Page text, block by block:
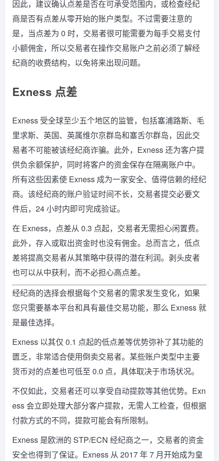
因此，建议确认点差是否在可承受范围内，或检查经纪
商是否有点差从零开始的账户类型。不过需要注意的
是，当点差为 0 时，交易者很可能需要为每手交易支付
小额佣金，所以交易者在操作交易账户之前必须了解经
纪商的收费结构，以免将来出现问题。
Exness 点差
Exness 受全球至少五个地区的监管，包括塞浦路斯、毛
里求斯、英国、英属维尔京群岛和塞舌尔群岛，因此交
易者不可能被该经纪商诈骗。此外，Exness 还为客户提
供负余额保护，同时将客户的资金保存在隔离账户中。
所有这些因素使 Exness 成为一家安全、值得信赖的经纪
商。该经纪商的账户验证时间不长，交易者提交必要文
件后，24 小时内即可完成验证。
在 Exness，点差从 0.3 点起，交易者无需担心闲置费。
此外，存入或取出资金时也没有佣金。总而言之，低点
差将提高交易者从其策略中获得的潜在利润。剥头皮者
也可以从中获利，而不必担心高点差。
经纪商的选择会根据每个交易者的需求发生变化，如果
您只需要基本平台和具有最佳交易功能，那么 Exness 就
是最佳选择。
Exness 以其仅 0.1 点起的低点差等优势弥补了其功能的
匮乏，非常适合使用倒卖交易者。某些账户类型中主要
货币对的点差也可低至 0.0 点，具体取决于市场状况。
不仅如此，交易者还可以享受自动提款等其他优势。Exn
ess 会立即处理大部分客户提款，无需人工检查，但根据
付款方式的不同，提款可能会有所限制。
Exness 是欧洲的 STP/ECN 经纪商之一，交易者的资金
安全也得到了保证。Exness 从 2017 年 7 月开始成为皇